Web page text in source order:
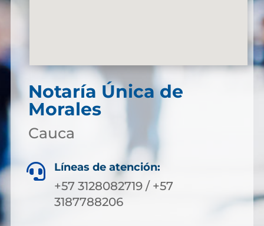
Notaría Única de
Morales
Cauca
 Líneas de atención:
+57 3128082719 / +57
3187788206